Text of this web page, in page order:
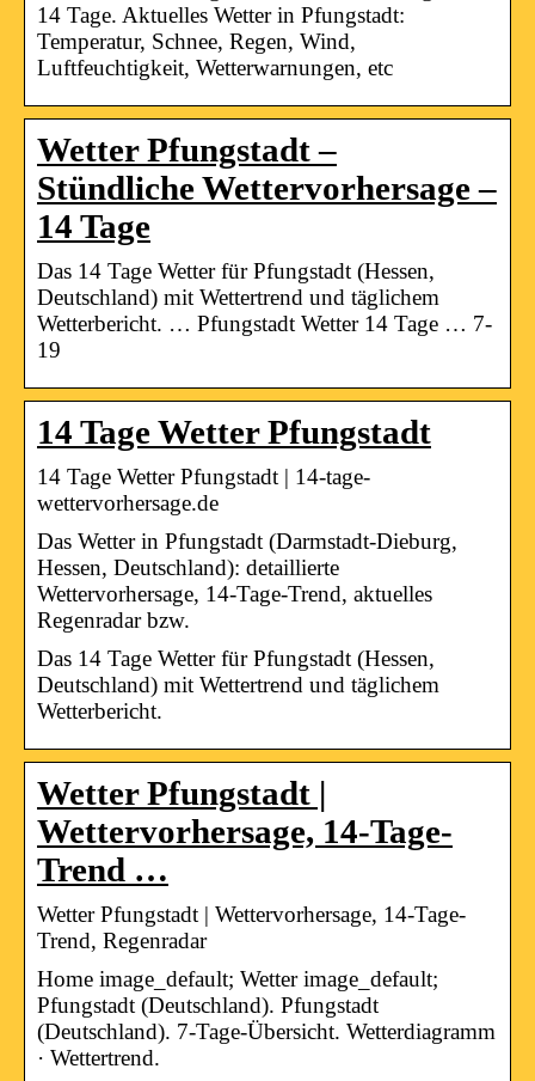
14 Tage. Aktuelles Wetter in Pfungstadt:
Temperatur, Schnee, Regen, Wind,
Luftfeuchtigkeit, Wetterwarnungen, etc
Wetter Pfungstadt –
Stündliche Wettervorhersage –
14 Tage
Das 14 Tage Wetter für Pfungstadt (Hessen,
Deutschland) mit Wettertrend und täglichem
Wetterbericht. … Pfungstadt Wetter 14 Tage … 7-
19
14 Tage Wetter Pfungstadt
14 Tage Wetter Pfungstadt | 14-tage-
wettervorhersage.de
Das Wetter in Pfungstadt (Darmstadt-Dieburg,
Hessen, Deutschland): detaillierte
Wettervorhersage, 14-Tage-Trend, aktuelles
Regenradar bzw.
Das 14 Tage Wetter für Pfungstadt (Hessen,
Deutschland) mit Wettertrend und täglichem
Wetterbericht.
Wetter Pfungstadt |
Wettervorhersage, 14-Tage-
Trend …
Wetter Pfungstadt | Wettervorhersage, 14-Tage-
Trend, Regenradar
Home image_default; Wetter image_default;
Pfungstadt (Deutschland). Pfungstadt
(Deutschland). 7-Tage-Übersicht. Wetterdiagramm
· Wettertrend.